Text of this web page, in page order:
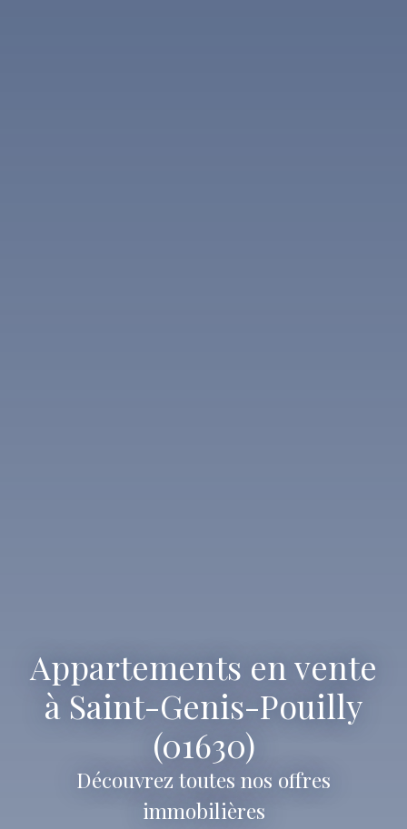
Appartements en vente
à Saint-Genis-Pouilly
(01630)
Découvrez toutes nos offres
immobilières